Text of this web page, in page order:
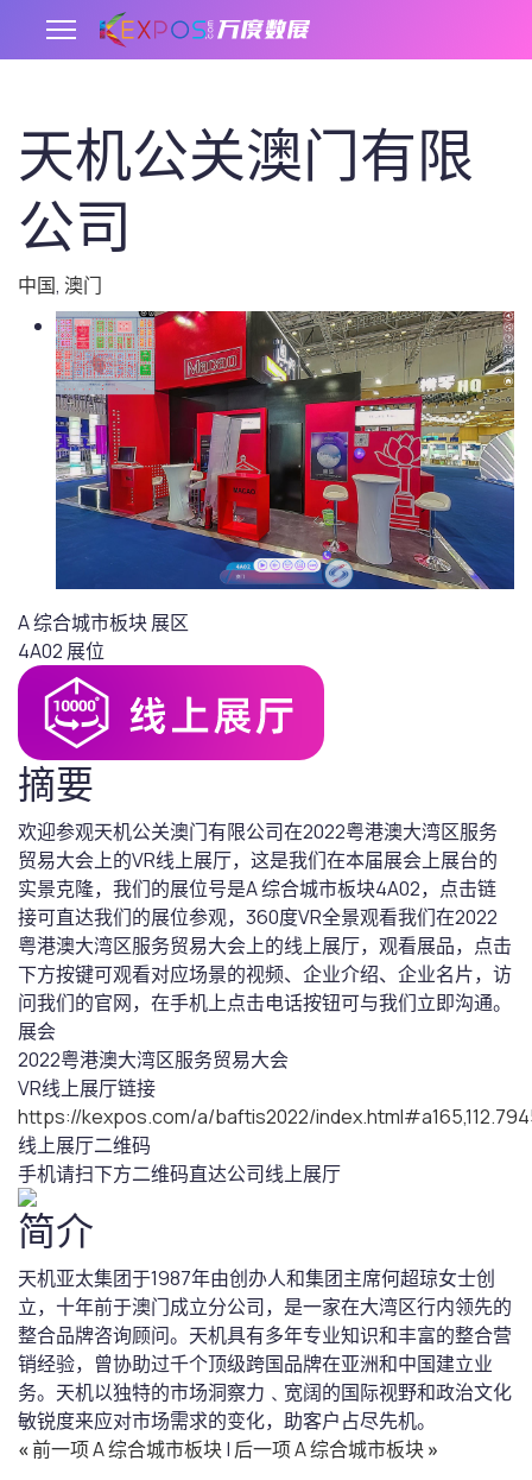
天机公关澳门有限
公司
中国, 澳门
A 综合城市板块展区
4A02 展位
摘要
欢迎参观天机公关澳门有限公司在2022粤港澳大湾区服务
贸易大会上的VR线上展厅，这是我们在本届展会上展台的
实景克隆，我们的展位号是A 综合城市板块4A02，点击链
接可直达我们的展位参观，360度VR全景观看我们在2022
粤港澳大湾区服务贸易大会上的线上展厅，观看展品，点击
下方按键可观看对应场景的视频、企业介绍、企业名片，访
问我们的官网，在手机上点击电话按钮可与我们立即沟通。
展会
2022粤港澳大湾区服务贸易大会
VR线上展厅链接
https://kexpos.com/a/baftis2022/
线上展厅二维码
手机请扫下方二维码直达公司线上展厅
简介
天机亚太集团于1987年由创办人和集团主席何超琼女士创
立，十年前于澳门成立分公司，是一家在大湾区行内领先的
整合品牌咨询顾问。天机具有多年专业知识和丰富的整合营
销经验，曾协助过千个顶级跨国品牌在亚洲和中国建立业
务。天机以独特的市场洞察力﹑宽阔的国际视野和政治文化
敏锐度来应对市场需求的变化，助客户占尽先机。
«前一项 A 综合城市板块| 后一项 A 综合城市板块»